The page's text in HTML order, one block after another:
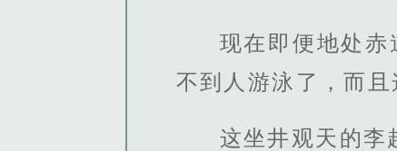
现在即便地处
不到人游泳了，而且
这坐井观天的李